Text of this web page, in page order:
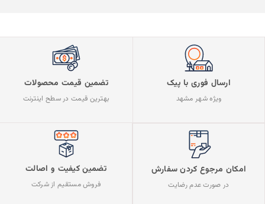
ارسال فوری با پیک
ویژه شهر مشهد
تضمین قیمت محصولات
بهترین قیمت در سطح اینترنت
امکان مرجوع کردن سفارش
در صورت عدم رضایت
تضمین کیفیت و اصالت
فروش مستقیم از شرکت